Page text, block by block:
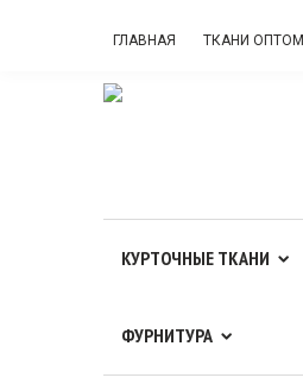
ГЛАВНАЯ ТКАНИ ОПТОМ
КУРТОЧНЫЕ ТКАНИ
ФУРНИТУРА